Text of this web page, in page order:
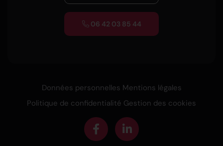
Données personnelles Mentions légales
Politique de confidentialité Gestion des cookies
06 42 03 85 44